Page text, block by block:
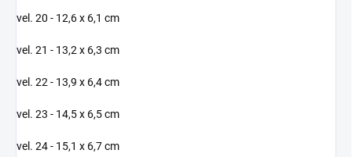
vel. 20 - 12,6 x 6,1 cm
vel. 21 - 13,2 x 6,3 cm
vel. 22 - 13,9 x 6,4 cm
vel. 23 - 14,5 x 6,5 cm
vel. 24 - 15,1 x 6,7 cm